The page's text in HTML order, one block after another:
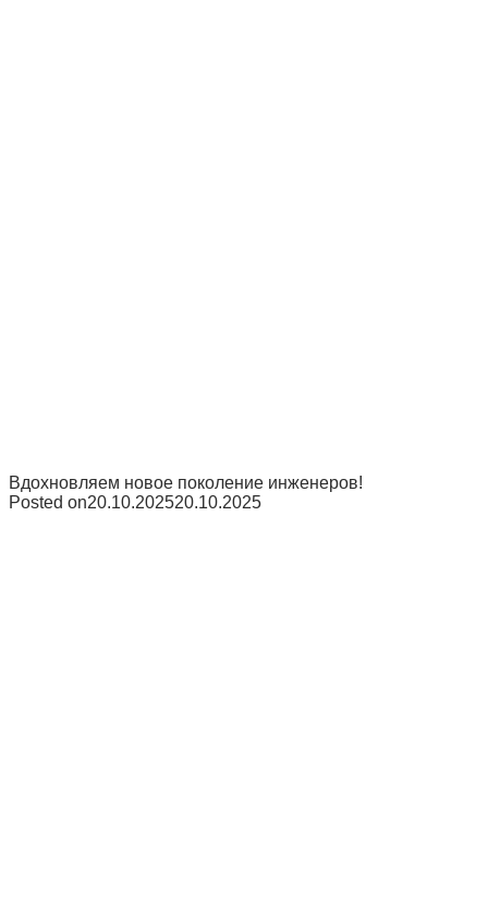
Вдохновляем новое поколение инженеров!
Posted on20.10.202520.10.2025